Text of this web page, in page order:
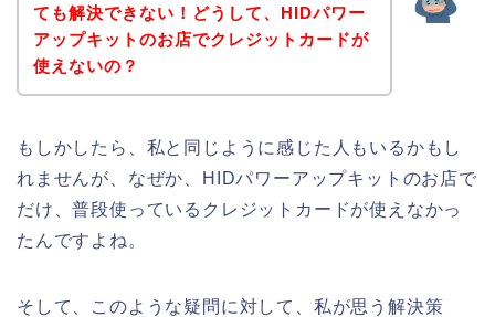
ても解決できない！どうして、HIDパワー
アップキットのお店でクレジットカードが
使えないの？
もしかしたら、私と同じように感じた人もいるかもし
れませんが、なぜか、HIDパワーアップキットのお店で
だけ、普段使っているクレジットカードが使えなかっ
たんですよね。
そして、このような疑問に対して、私が思う解決策